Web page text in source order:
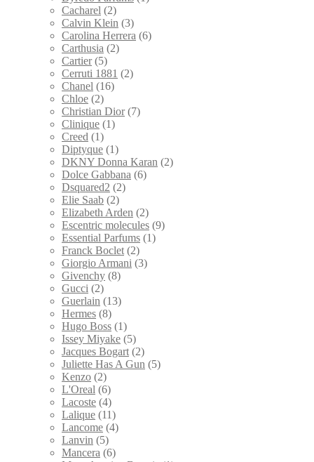
Cacharel (2)
Calvin Klein (3)
Carolina Herrera (6)
Carthusia (2)
Cartier (5)
Cerruti 1881 (2)
Chanel (16)
Chloe (2)
Christian Dior (7)
Clinique (1)
Creed (1)
Diptyque (1)
DKNY Donna Karan (2)
Dolce Gabbana (6)
Dsquared2 (2)
Elie Saab (2)
Elizabeth Arden (2)
Escentric molecules (9)
Essential Parfums (1)
Franck Boclet (2)
Giorgio Armani (3)
Givenchy (8)
Gucci (2)
Guerlain (13)
Hermes (8)
Hugo Boss (1)
Issey Miyake (5)
Jacques Bogart (2)
Juliette Has A Gun (5)
Kenzo (2)
L'Oreal (6)
Lacoste (4)
Lalique (11)
Lancome (4)
Lanvin (5)
Mancera (6)